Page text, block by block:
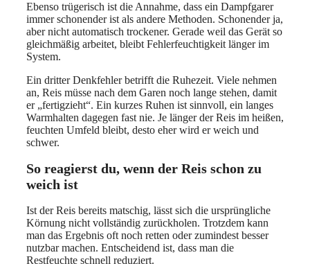
Ebenso trügerisch ist die Annahme, dass ein Dampfgarer
immer schonender ist als andere Methoden. Schonender ja,
aber nicht automatisch trockener. Gerade weil das Gerät so
gleichmäßig arbeitet, bleibt Fehlerfeuchtigkeit länger im
System.
Ein dritter Denkfehler betrifft die Ruhezeit. Viele nehmen
an, Reis müsse nach dem Garen noch lange stehen, damit
er „fertigzieht“. Ein kurzes Ruhen ist sinnvoll, ein langes
Warmhalten dagegen fast nie. Je länger der Reis im heißen,
feuchten Umfeld bleibt, desto eher wird er weich und
schwer.
So reagierst du, wenn der Reis schon zu
weich ist
Ist der Reis bereits matschig, lässt sich die ursprüngliche
Körnung nicht vollständig zurückholen. Trotzdem kann
man das Ergebnis oft noch retten oder zumindest besser
nutzbar machen. Entscheidend ist, dass man die
Restfeuchte schnell reduziert.